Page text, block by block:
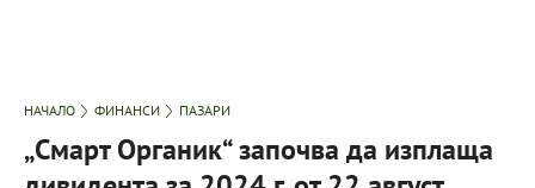
НАЧАЛО ФИНАНСИ ПАЗАРИ
„Смарт Органик“ започва да изплаща